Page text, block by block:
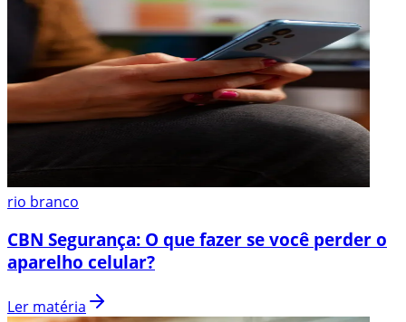
rio branco
CBN Segurança: O que fazer se você perder o
aparelho celular?
Ler matéria